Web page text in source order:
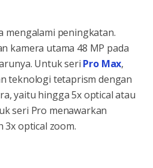
mengalami peningkatan.
kamera utama 48 MP pada
Untuk seri Pro Max,
teknologi tetaprism dengan
yaitu hingga 5x optical atau
seri Pro menawarkan
3x optical zoom.